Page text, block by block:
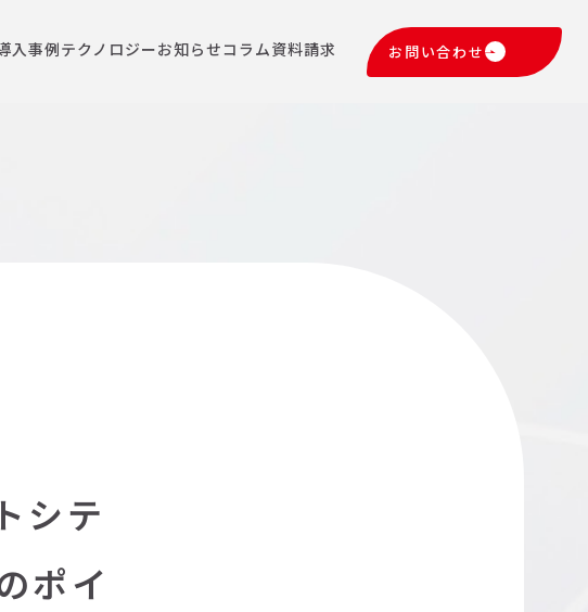
入事例テクノロジーお知らせコラム資料請求 お問い合わせ
シテ
ポイ